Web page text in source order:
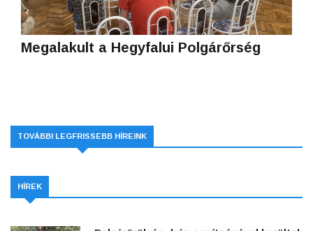
Megalakult a Hegyfalui Polgárőrség
TOVÁBBI LEGFRISSEBB HÍREINK
HÍREK